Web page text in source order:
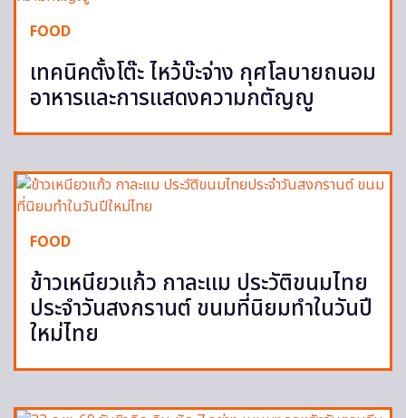
FOOD
เทคนิคตั้งโต๊ะ ไหว้บ๊ะจ่าง กุศโลบายถนอม
อาหารและการแสดงความกตัญญู
FOOD
ข้าวเหนียวแก้ว กาละแม ประวัติขนมไทย
ประจำวันสงกรานต์ ขนมที่นิยมทำในวันปี
ใหม่ไทย